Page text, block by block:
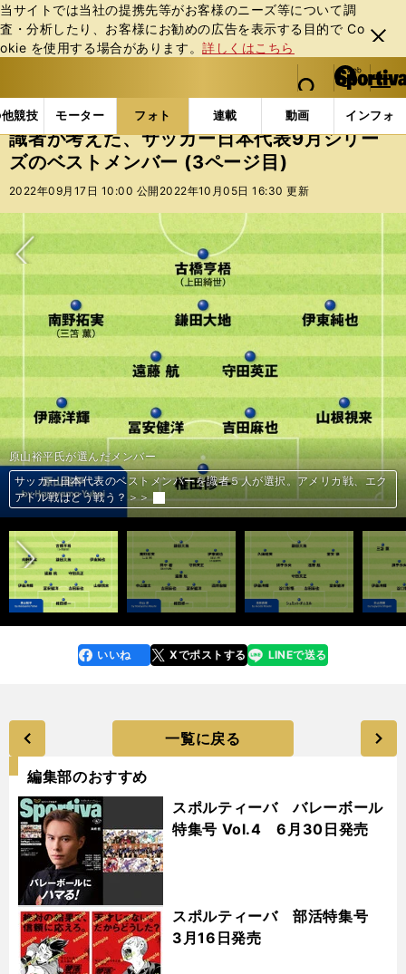
当サイトでは当社の提携先等がお客様のニーズ等について調
査・分析したり、お客様にお勧めの広告を表⽰する⽬的で Co
okie を使⽤する場合があります。詳しくはこちら
閉じ
る
web Sportiva (webスポルティーバ)
検索
マイペ
ー
ジ
メニュ
競技 モーター フォト 連載 動画 インフォ
b
ス
ポ
ル
バ
フォトギャラリー コラムフォト 識者が考えた、サ
識者が考えた、サッカー日本代表9月シリー
ズのベストメンバー (3ページ目)
2022年09月17日 10:00 公開 2022年10月05日 16:30 更新
次へ
杉山茂樹氏が選んだメンバー
サッカー日本代表のベストメンバーを識者５人が選択。アメリカ戦、エク
アドル戦はどう戦う？＞＞
小宮良之氏が選んだメンバー
サッカー日本代表のベストメンバーを識者５人が選択。アメリカ戦、エク
アドル戦はどう戦う？＞＞
原山裕平氏が選んだメンバー
サッカー日本代表のベストメンバーを識者５人が選択。アメリカ戦、エク
アドル戦はどう戦う？＞＞
中山 淳氏が選んだメンバー
サッカー日本代表のベストメンバーを識者５人が選択。アメリカ戦、エク
アドル戦はどう戦う？＞＞
浅田真樹氏が選んだメンバー
サッカー日本代表のベストメンバーを識者５人が選択。アメリカ戦、エク
アドル戦はどう戦う？＞＞
前へ
faceboo
k
いいね Xでポストする
line LINEで送る
一覧に戻る
編集部のおすすめ
スポルティーバ バレーボール
特集号 Vol.4 6月30日発売
スポルティーバ 部活特集号
3月16日発売